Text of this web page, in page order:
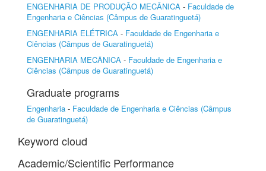
ENGENHARIA DE PRODUÇÃO MECÂNICA - Faculdade de
Engenharia e Ciências (Câmpus de Guaratinguetá)
ENGENHARIA ELÉTRICA - Faculdade de Engenharia e
Ciências (Câmpus de Guaratinguetá)
ENGENHARIA MECÂNICA - Faculdade de Engenharia e
Ciências (Câmpus de Guaratinguetá)
Graduate programs
Engenharia - Faculdade de Engenharia e Ciências (Câmpus
de Guaratinguetá)
Keyword cloud
Academic/Scientific Performance